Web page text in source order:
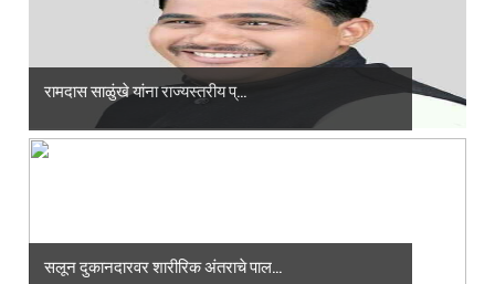
रामदास साळुंखे यांना राज्यस्तरीय प्...
सलून दुकानदारवर शारीरिक अंतराचे पाल...